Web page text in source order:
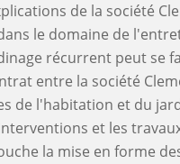
de la société
le domaine de
récurrent peut se
entre la société
de l'habitation et du
et les
la mise en forme